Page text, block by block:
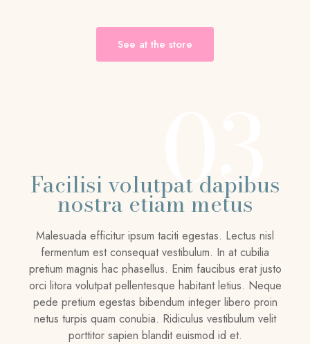
See at the store
03
Facilisi volutpat dapibus
nostra etiam metus
Malesuada efficitur ipsum taciti egestas. Lectus nisl
fermentum est consequat vestibulum. In at cubilia
pretium magnis hac phasellus. Enim faucibus erat justo
orci litora volutpat pellentesque habitant letius. Neque
pede pretium egestas bibendum integer libero proin
netus turpis quam conubia. Ridiculus vestibulum velit
porttitor sapien blandit euismod id et.